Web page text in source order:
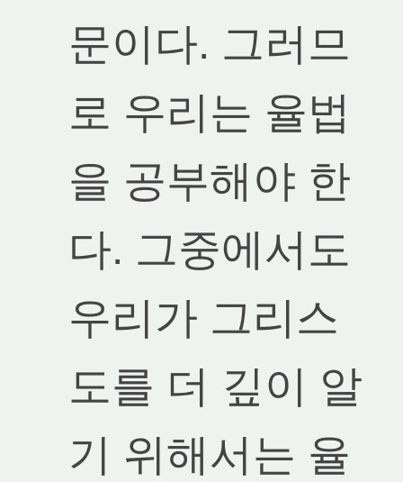
문이다. 그러므
로 우리는 율법
을 공부해야 한
다. 그중에서도
우리가 그리스
도를 더 깊이 알
기 위해서는 율